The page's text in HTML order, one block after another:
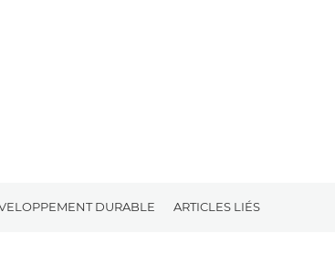
DURABLE ARTICLES LIÉS